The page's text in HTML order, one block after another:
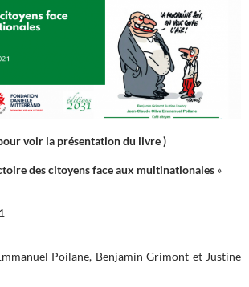
voir la présentation du livre )
des citoyens face aux multinationales »
Poilane, Benjamin Grimont et Justine